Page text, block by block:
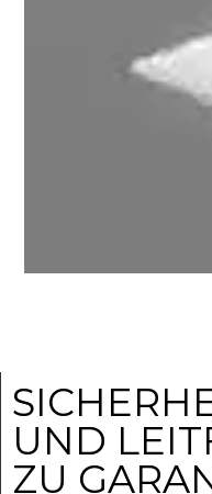
UND
ZU